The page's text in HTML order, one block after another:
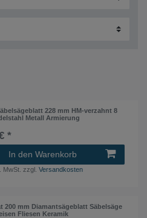
228 mm HM-verzahnt 8
Metall Armierung
*
In den Warenkorb
MwSt. zzgl.Versandkosten
200 mm Diamantsägeblatt Säbelsäge
Fliesen Keramik